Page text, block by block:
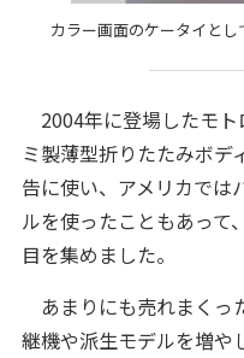
カラー画面のケータイと
2004年に登場したモト
ミ製薄型折りたたみボデ
告に使い、アメリカでは
ルを使ったこともあって
目を集めました。
あまりにも売れまくっ
継機や派生モデルを増や